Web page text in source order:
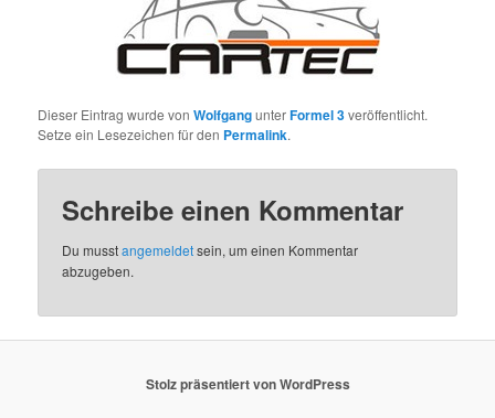
Dieser Eintrag wurde vonWolfgangunterFormel 3veröffentlicht.
Setze ein Lesezeichen für den Permalink.
Schreibe einen Kommentar
Du musstangemeldetsein, um einen Kommentar
abzugeben.
Stolz präsentiert von WordPress